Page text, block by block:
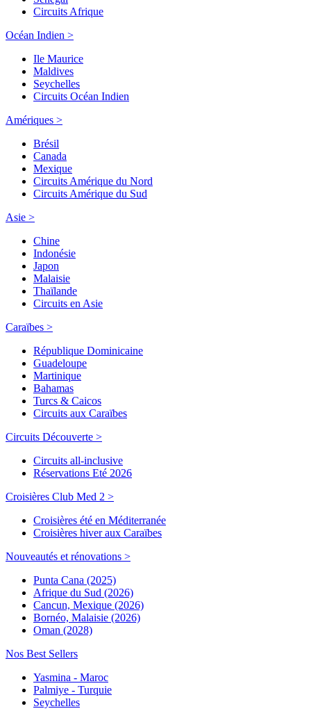
Circuits Afrique
Océan Indien >
Ile Maurice
Maldives
Seychelles
Circuits Océan Indien
Amériques >
Brésil
Canada
Mexique
Circuits Amérique du Nord
Circuits Amérique du Sud
Asie >
Chine
Indonésie
Japon
Malaisie
Thaïlande
Circuits en Asie
Caraïbes >
République Dominicaine
Guadeloupe
Martinique
Bahamas
Turcs & Caicos
Circuits aux Caraïbes
Circuits Découverte >
Circuits all-inclusive
Réservations Eté 2026
Croisières Club Med 2 >
Croisières été en Méditerranée
Croisières hiver aux Caraïbes
Nouveautés et rénovations >
Punta Cana (2025)
Afrique du Sud (2026)
Cancun, Mexique (2026)
Bornéo, Malaisie (2026)
Oman (2028)
Nos Best Sellers
Yasmina - Maroc
Palmiye - Turquie
Seychelles